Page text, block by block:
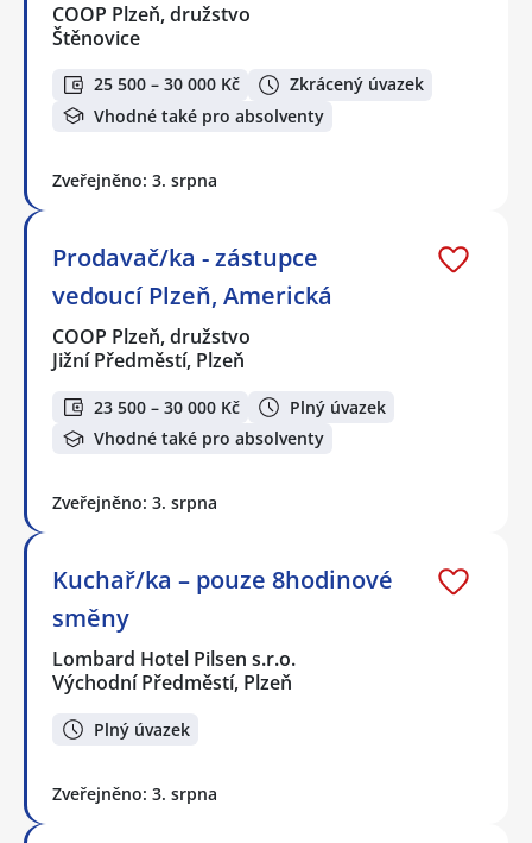
COOP Plzeň, družstvo
Štěnovice
25 500 – 30 000 Kč
Zkrácený úvazek
Vhodné také pro absolventy
Zveřejněno: 3. srpna
Prodavač/ka - zástupce
vedoucí Plzeň, Americká
COOP Plzeň, družstvo
Jižní Předměstí, Plzeň
23 500 – 30 000 Kč
Plný úvazek
Vhodné také pro absolventy
Zveřejněno: 3. srpna
Kuchař/ka – pouze 8hodinové
směny
Lombard Hotel Pilsen s.r.o.
Východní Předměstí, Plzeň
Plný úvazek
Zveřejněno: 3. srpna